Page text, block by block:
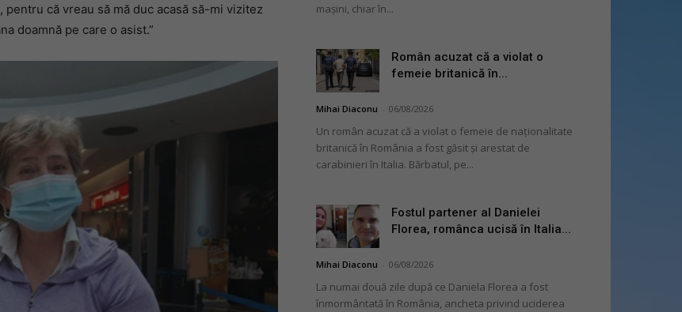
că vreau să mă duc acasă să-mi vizitez
doamnă pe care o asist.”
mașini, chiar în...
Român acuzat că a violat o
femeie britanică în...
Mihai Diaconu 06/08/2026
Un român acuzat că a violat o femeie de naționalitate
britanică în România a fost găsit și arestat de
carabinieri în Italia. Bărbatul, pe...
Fostul partener al Danielei
Florea, românca ucisă în Italia...
Mihai Diaconu 06/08/2026
La numai două zile după ce Daniela Florea a fost
înmormântată în România, ancheta privind uciderea